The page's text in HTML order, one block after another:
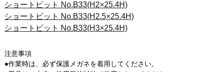
ショートビット No.B33(H2×25.4H)
ショートビット No.B33(H2.5×25.4H)
ショートビット No.B33(H3×25.4H)
注意事項
●作業時は、必ず保護メガネを着用してください。